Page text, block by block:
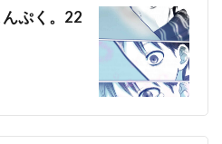
ぷく。22